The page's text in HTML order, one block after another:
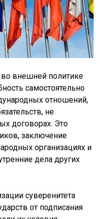
во внешней политике
самостоятельно
отношений,
не
договорах. Это
заключение
организациях и
дела других
суверенитета
от подписания